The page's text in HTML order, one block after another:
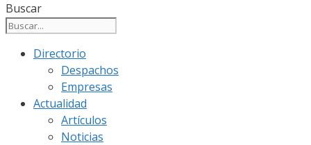
Buscar
Directorio
Despachos
Empresas
Actualidad
Artículos
Noticias